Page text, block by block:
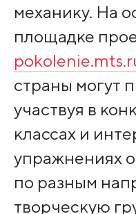
механику. На
площадке
страны могут
участвуя в
классах и
упражнениях
по разным
творческую